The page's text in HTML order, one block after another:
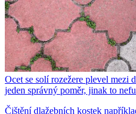
Ocet se solí rozežere plevel mezi
jeden správný poměr, jinak to
Čištění dlažebních kostek